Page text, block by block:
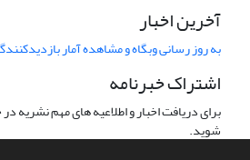
آخرین اخبار
به روز رسانی وبگاه و مشاهده آمار
اشتراک خبرنامه
برای دریافت اخبار و اطلاعیه های مهم نشریه
شوید.